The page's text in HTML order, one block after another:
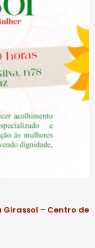
– Centro de